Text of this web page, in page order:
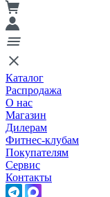
Каталог
Распродажа
О нас
Магазин
Дилерам
Фитнес-клубам
Покупателям
Сервис
Контакты